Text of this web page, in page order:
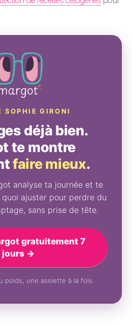
SOPHIE GIRONI
déjà bien.
te montre
faire mieux.
analyse ta journée et te
ajuster pour perdre du
sans prise de tête.
gratuitement 7
jours →
poids, une assiette à la fois